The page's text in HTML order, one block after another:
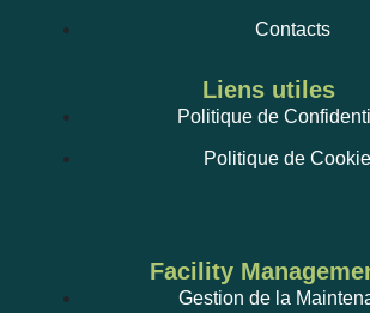
Contacts
Liens utiles
Politique de
Politique de
Facility
Gestion de la